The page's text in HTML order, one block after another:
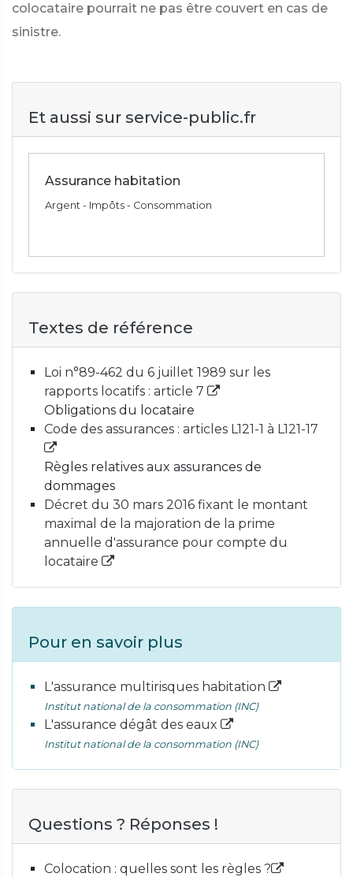
colocataire pourrait ne pas être couvert en cas de
sinistre.
Et aussi sur service-public.fr
Assurance habitation
Argent - Impôts - Consommation
Textes de référence
Loi n°89-462 du 6 juillet 1989 sur les
rapports locatifs : article 7
Obligations du locataire
Code des assurances : articles L121-1 à L121-17
Règles relatives aux assurances de
dommages
Décret du 30 mars 2016 fixant le montant
maximal de la majoration de la prime
annuelle d'assurance pour compte du
locataire
Pour en savoir plus
L'assurance multirisques habitation
Institut national de la consommation (INC)
L'assurance dégât des eaux
Institut national de la consommation (INC)
Questions ? Réponses !
Colocation : quelles sont les règles ?